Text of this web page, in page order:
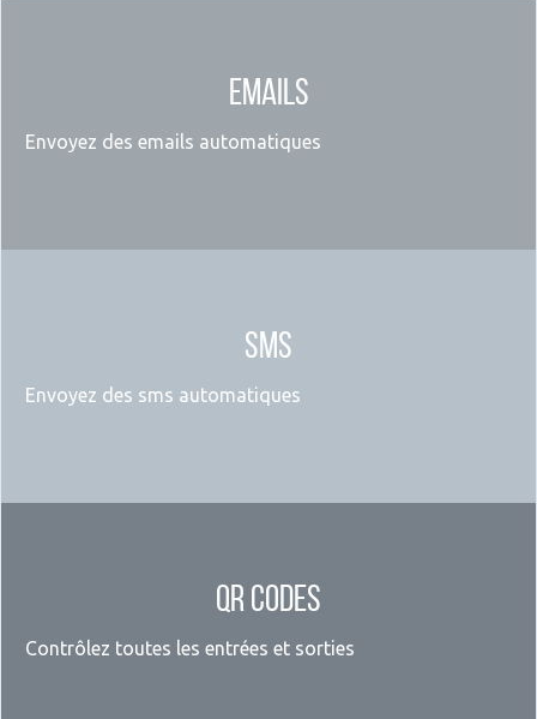
Emails
Envoyez des emails automatiques
SMS
Envoyez des sms automatiques
QR codes
Contrôlez toutes les entrées et sorties